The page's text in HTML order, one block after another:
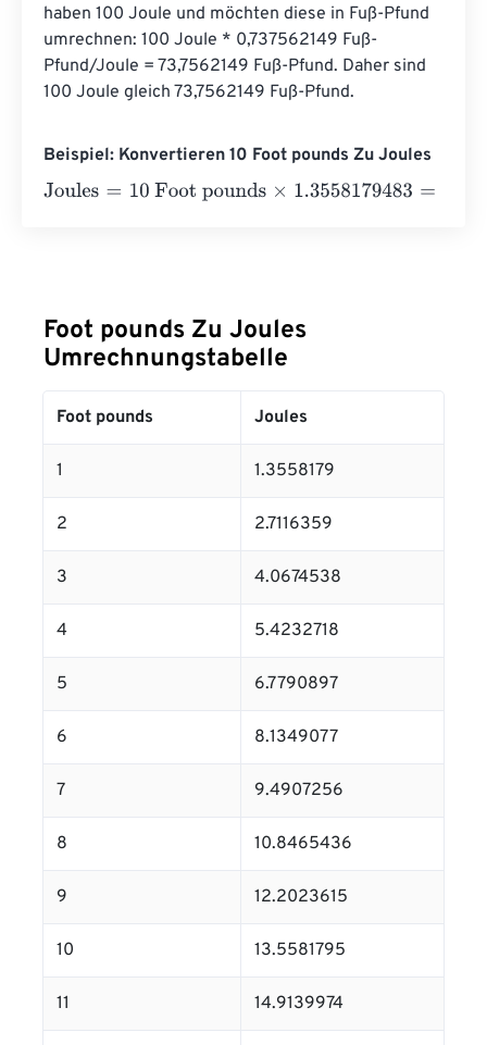
haben 100 Joule und möchten diese in Fuß-Pfund
umrechnen: 100 Joule * 0,737562149 Fuß-
Pfund/Joule = 73,7562149 Fuß-Pfund. Daher sind
100 Joule gleich 73,7562149 Fuß-Pfund.
Beispiel: Konvertieren 10 Foot pounds Zu Joules
Joules= 10 Foot pounds×1.3558179483=13.5581795
Foot pounds Zu Joules
Umrechnungstabelle
Foot pounds Joules
1 1.3558179
2 2.7116359
3 4.0674538
4 5.4232718
5 6.7790897
6 8.1349077
7 9.4907256
8 10.8465436
9 12.2023615
10 13.5581795
11 14.9139974